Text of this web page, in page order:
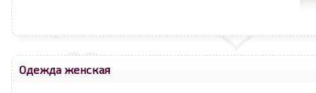
Одежда женская